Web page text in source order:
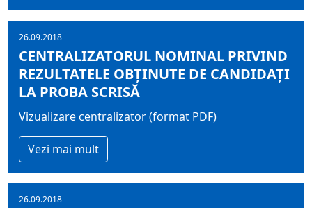
26.09.2018
CENTRALIZATORUL NOMINAL PRIVIND
REZULTATELE OBŢINUTE DE CANDIDAŢI
LA PROBA SCRISĂ
Vizualizare centralizator (format PDF)
Vezi mai mult
26.09.2018